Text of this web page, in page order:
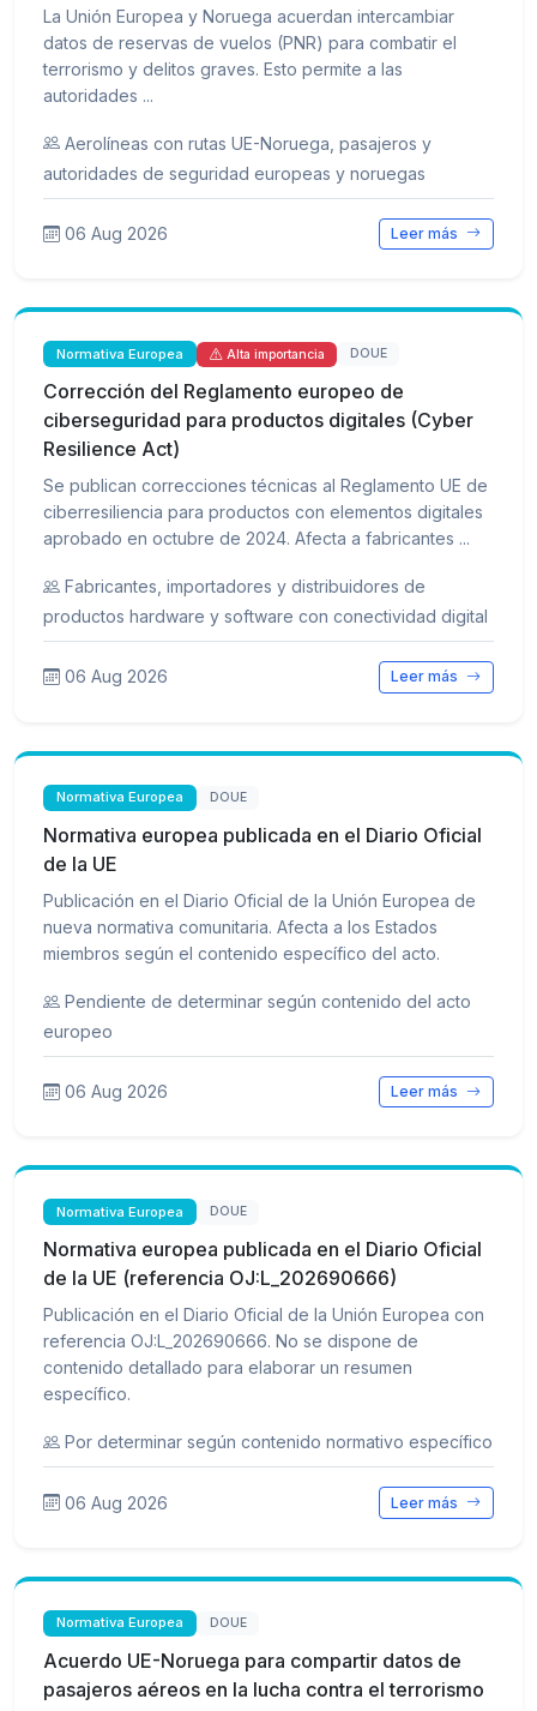
La Unión Europea y Noruega acuerdan intercambiar
datos de reservas de vuelos (PNR) para combatir el
terrorismo y delitos graves. Esto permite a las
autoridades ...
Aerolíneas con rutas UE-Noruega, pasajeros y
autoridades de seguridad europeas y noruegas
06 Aug 2026 Leer más
Normativa Europea Alta importancia DOUE
Corrección del Reglamento europeo de
ciberseguridad para productos digitales (Cyber
Resilience Act)
Se publican correcciones técnicas al Reglamento UE de
ciberresiliencia para productos con elementos digitales
aprobado en octubre de 2024. Afecta a fabricantes ...
Fabricantes, importadores y distribuidores de
productos hardware y software con conectividad digital
06 Aug 2026 Leer más
Normativa Europea DOUE
Normativa europea publicada en el Diario Oficial
de la UE
Publicación en el Diario Oficial de la Unión Europea de
nueva normativa comunitaria. Afecta a los Estados
miembros según el contenido específico del acto.
Pendiente de determinar según contenido del acto
europeo
06 Aug 2026 Leer más
Normativa Europea DOUE
Normativa europea publicada en el Diario Oficial
de la UE (referencia OJ:L_202690666)
Publicación en el Diario Oficial de la Unión Europea con
referencia OJ:L_202690666. No se dispone de
contenido detallado para elaborar un resumen
específico.
Por determinar según contenido normativo específico
06 Aug 2026 Leer más
Normativa Europea DOUE
Acuerdo UE-Noruega para compartir datos de
pasajeros aéreos en la lucha contra el terrorismo